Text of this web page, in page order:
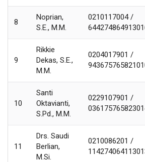
8
Noprian,
S.E., M.M.
0210117004 /
9
Rikkie
Dekas, S.E.,
M.M.
0204017901 /
10
Santi
Oktavianti,
S.Pd., M.M.
0229107901 /
11
Drs. Saudi
Berlian,
M.Si.
0210086201 /